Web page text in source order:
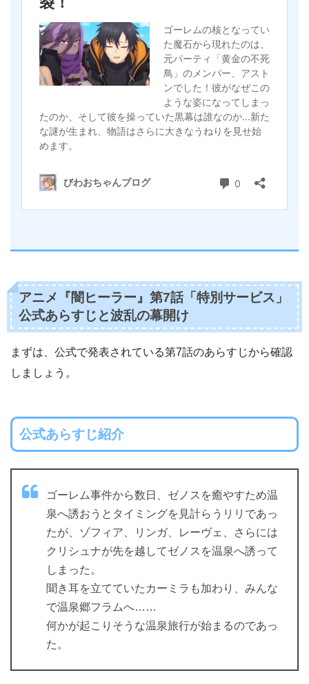
アニメ『闇ヒーラー』第7話「特別サービス」
公式あらすじと波乱の幕開け
まずは、公式で発表されている第7話のあらすじから確認
しましょう。
公式あらすじ紹介
ゴーレム事件から数日、ゼノスを癒やすため温
泉へ誘おうとタイミングを見計らうリリであっ
たが、ゾフィア、リンガ、レーヴェ、さらには
クリシュナが先を越してゼノスを温泉へ誘って
しまった。
聞き耳を立てていたカーミラも加わり、みんな
で温泉郷フラムへ……
何かが起こりそうな温泉旅行が始まるのであっ
た。